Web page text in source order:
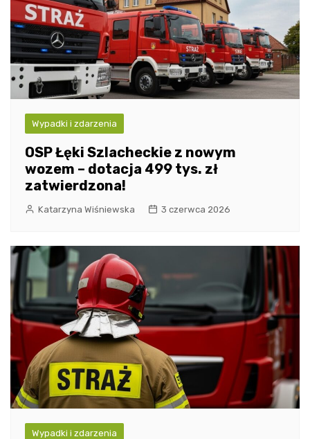
Wypadki i zdarzenia
OSP Łęki Szlacheckie z nowym
wozem – dotacja 499 tys. zł
zatwierdzona!
Katarzyna Wiśniewska 3 czerwca 2026
Wypadki i zdarzenia